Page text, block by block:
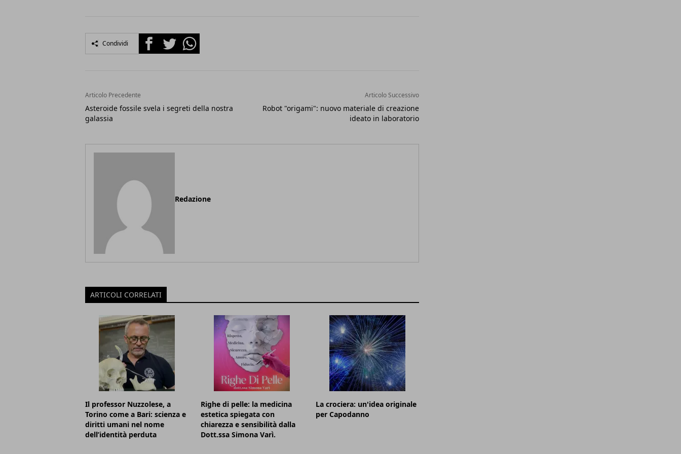
Condividi FacebookTwitterWhatsapp
Articolo Precedente
Asteroide fossile svela i segreti della nostra
galassia
Articolo Successivo
Robot "origami": nuovo materiale di creazione
ideato in laboratorio
Redazione
ARTICOLI CORRELATI
Il professor Nuzzolese, a
Torino come a Bari: scienza e
diritti umani nel nome
dell’identità perduta
Righe di pelle: la medicina
estetica spiegata con
chiarezza e sensibilità dalla
Dott.ssa Simona Varì.
La crociera: un'idea originale
per Capodanno